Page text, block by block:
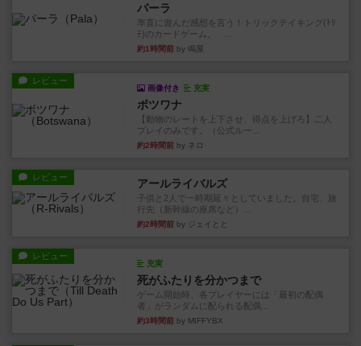
パーラ
率直に遊んだ感想を言う！トリックテイキング(ﾄﾘ
ﾃ)のカードゲーム。 ...
約1時間前 by 鳴屋
レビュー
画像付き 充実
ボツワナ
【動物のレートを上下させ、得点を上げろ】二人
プレイのみです。（公式ルー...
約2時間前 by ネロ
レビュー アールライバルズ
子供と2人で一時期延々としていました。自宅、旅
行先（新幹線の座席など）...
約2時間前 by ジェイとと
レビュー
充実
死がふたりを分かつまで
ゲーム開始時、各プレイヤーには「最初の配偶
者」がランダムに配られる配偶...
約3時間前 by MIFFYBX